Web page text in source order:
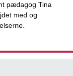
pædagog Tina
med og